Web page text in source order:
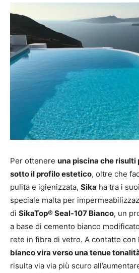
Per ottenere una piscina che risulti
sotto il profilo estetico, oltre che
pulita e igienizzata, Sika ha tra i
speciale malta per
di SikaTop® Seal-107 Bianco, un
a base di cemento bianco
rete in fibra di vetro. A contatto con
bianco vira verso una tenue
risulta via via più scuro